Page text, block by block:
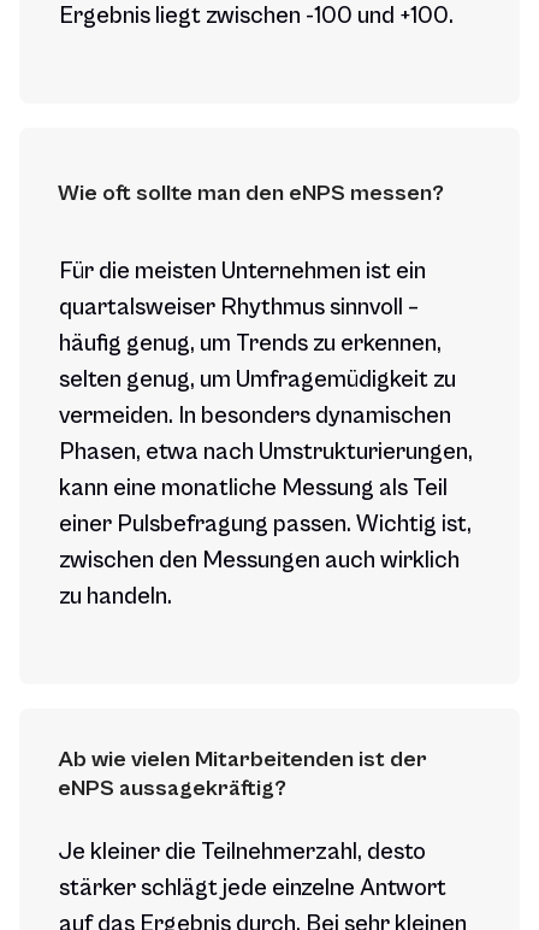
Ergebnis liegt zwischen -100 und +100.
Wie oft sollte man den eNPS messen?
Für die meisten Unternehmen ist ein
quartalsweiser Rhythmus sinnvoll –
häufig genug, um Trends zu erkennen,
selten genug, um Umfragemüdigkeit zu
vermeiden. In besonders dynamischen
Phasen, etwa nach Umstrukturierungen,
kann eine monatliche Messung als Teil
einer Pulsbefragung passen. Wichtig ist,
zwischen den Messungen auch wirklich
zu handeln.
Ab wie vielen Mitarbeitenden ist der
eNPS aussagekräftig?
Je kleiner die Teilnehmerzahl, desto
stärker schlägt jede einzelne Antwort
auf das Ergebnis durch. Bei sehr kleinen